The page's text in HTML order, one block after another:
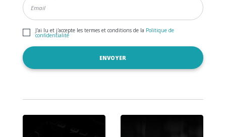
J'ai lu et j'accepte les termes et conditions de la Politique de
confidentialité